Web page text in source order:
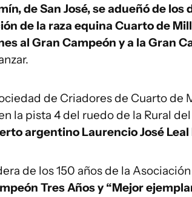
de San José, se adueñó de
de la raza equina Cuarto de
al Gran Campeón y a la Gran
de Criadores de Cuarto de
la pista 4 del ruedo de la Rural
argentino Laurencio José Leal
de los 150 años de la
Tres Años y “Mejor